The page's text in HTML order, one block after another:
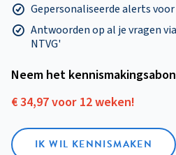
Gepersonaliseerde alerts
Antwoorden op al je vragen
NTVG'
Neem het
€ 34,97 voor 12 weken!
IK WIL KENNISMAKEN